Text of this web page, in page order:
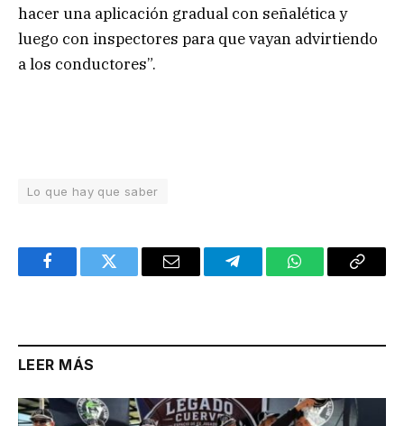
hacer una aplicación gradual con señalética y
luego con inspectores para que vayan advirtiendo
a los conductores”.
Lo que hay que saber
FacebookTwitter Email TelegramWhatsAppCopy
LEER MÁS